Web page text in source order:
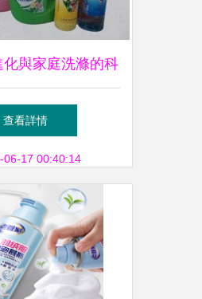
與家庭洗滌的科
學選擇
查看詳情
06-17 00:40:14